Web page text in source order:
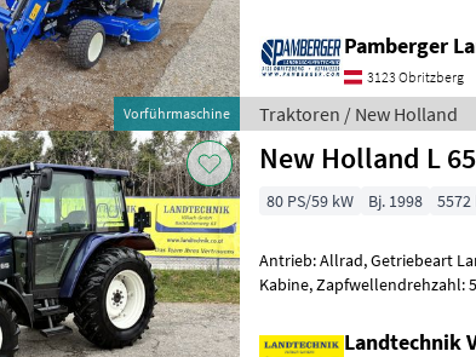
Vorführmaschine
Pamberger
3123 Obritzberg
Traktoren / New Holland
New Holland L
80 PS/59 kW Bj. 1998 5572
Antrieb: Allrad, Getriebeart
Kabine, Zapfwellendrehzahl:
Landtechnik